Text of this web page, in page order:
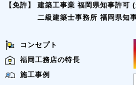
【免許】
建築工事業 福岡県知事許可
二級建築士事務所 福岡県知
コンセプト
福岡工務店の特長
施工事例